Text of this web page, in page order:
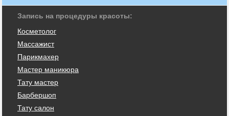
Запись на процедуры красоты:
Косметолог
Массажист
Парикмахер
Мастер маникюра
Тату мастер
Барбершоп
Тату салон